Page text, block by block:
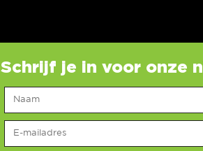
Schrijf je in voor onze